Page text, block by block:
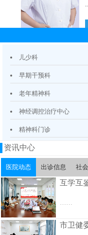
儿少科
早期干预科
老年精神科
神经调控治疗中心
精神科门诊
资讯中心
医院动态 出诊信息 社
互学互
……
市卫健